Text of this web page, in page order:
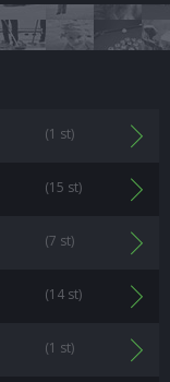
(1 st)
(15 st)
(7 st)
(14 st)
(1 st)